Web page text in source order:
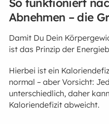
Abnehmen – die
Damit Du Dein
ist das Prinzip der
Hierbei ist ein
normal – aber Vorsicht:
unterschiedlich, daher
Kaloriendefizit abweicht.